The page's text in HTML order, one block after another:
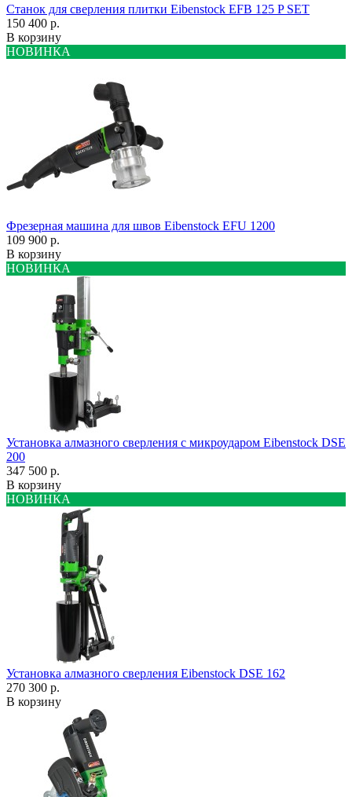
Станок для сверления плитки Eibenstock EFB 125 P SET
150 400 р.
В корзину
НОВИНКА
Фрезерная машина для швов Eibenstock EFU 1200
109 900 р.
В корзину
НОВИНКА
Установка алмазного сверления с микроударом Eibenstock DSE
200
347 500 р.
В корзину
НОВИНКА
Установка алмазного сверления Eibenstock DSE 162
270 300 р.
В корзину